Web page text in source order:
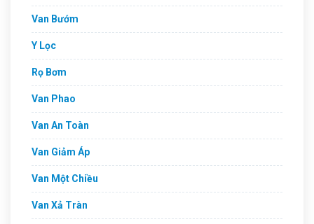
Van Bướm
Y Lọc
Rọ Bơm
Van Phao
Van An Toàn
Van Giảm Áp
Van Một Chiều
Van Xả Tràn